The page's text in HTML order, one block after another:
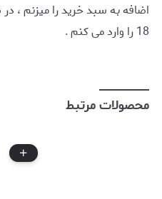
اضافه به سبد خرید را میزنم ،
18 را وارد می کنم .
محصولات مرتبط